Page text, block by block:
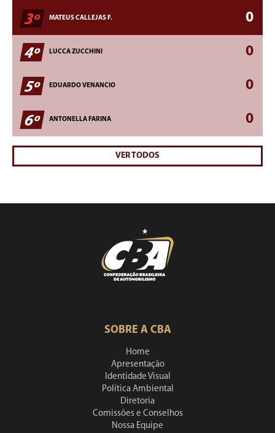
3º MATEUS CALLEJAS F. 0
4º LUCCA ZUCCHINI 0
5º EDUARDO VENANCIO 0
6º ANTONELLA FARINA 0
VER TODOS
SOBRE A CBA
Home
Apresentação
Identidade Visual
Política Ambiental
Diretoria
Comissões e Conselhos
Nossa Equipe